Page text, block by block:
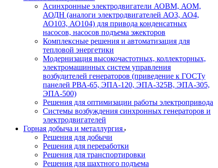
Асинхронные электродвигатели АОВМ, АОМ,
АОДН (аналоги электродвигателей АО3, АО4,
АО103, АО104) для привода конденсатных
насосов, насосов подъема эжекторов
Комплексные решения и автоматизация для
тепловой энергетики
Модернизация высокочастотных, коллекторных,
электромашинных систем управления
возбудителей генераторов (приведение к ГОСТу
панелей РВА-65, ЭПА-120, ЭПА-325В, ЭПА-305,
ЭПА-500)
Решения для оптимизации работы электропривода
Системы возбуждения синхронных генераторов и
электродвигателей
Горная добыча и металлургия
Решения для добычи
Решения для переработки
Решения для транспортировки
Решения для шахтного подъема